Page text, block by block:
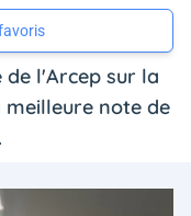
l'Arcep sur la
note de